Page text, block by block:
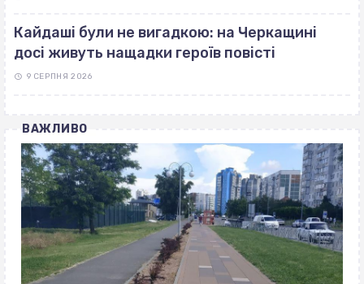
Кайдаші були не вигадкою: на Черкащині
досі живуть нащадки героїв повісті
9 СЕРПНЯ 2026
ВАЖЛИВО